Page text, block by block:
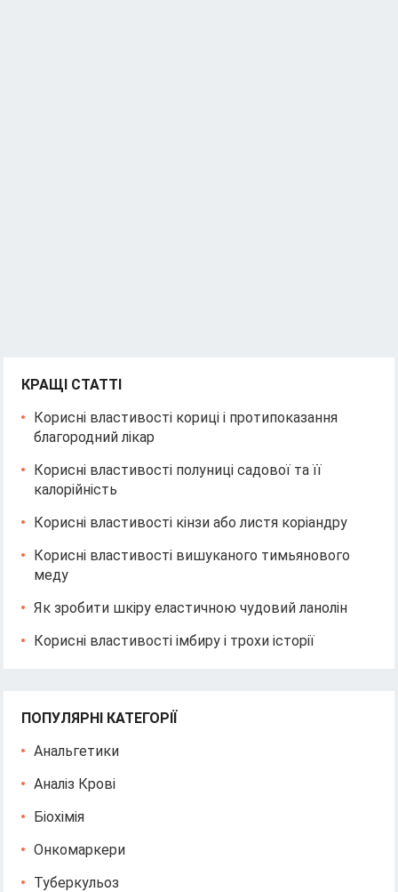
КРАЩІ СТАТТІ
Корисні властивості кориці і протипоказання
благородний лікар
Корисні властивості полуниці садової та її
калорійність
Корисні властивості кінзи або листя коріандру
Корисні властивості вишуканого тимьянового
меду
Як зробити шкіру еластичною чудовий ланолін
Корисні властивості імбиру і трохи історії
ПОПУЛЯРНІ КАТЕГОРІЇ
Анальгетики
Аналіз Крові
Біохімія
Онкомаркери
Туберкульоз